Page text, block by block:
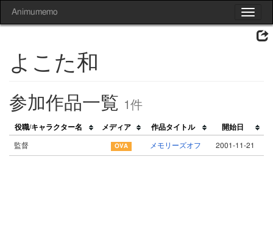
Toggle
Animumemo
よこた和
参加作品一覧 1件
役職/キャラクター名 メディア 作品タイトル 開始日
監督 メモリーズオフ 2001-11-21